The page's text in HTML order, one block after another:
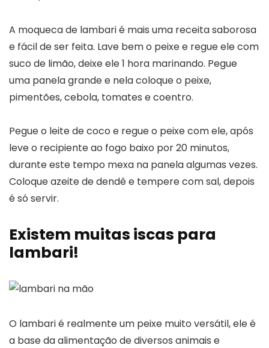
A moqueca de lambari é mais uma receita saborosa
e fácil de ser feita. Lave bem o peixe e regue ele com
suco de limão, deixe ele 1 hora marinando. Pegue
uma panela grande e nela coloque o peixe,
pimentões, cebola, tomates e coentro.
Pegue o leite de coco e regue o peixe com ele, após
leve o recipiente ao fogo baixo por 20 minutos,
durante este tempo mexa na panela algumas vezes.
Coloque azeite de dendê e tempere com sal, depois
é só servir.
Existem muitas iscas para
lambari!
O lambari é realmente um peixe muito versátil, ele é
a base da alimentação de diversos animais e